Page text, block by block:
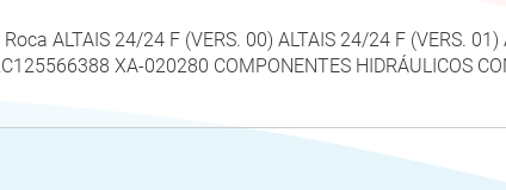
ALTAIS 24/24 F (VERS. 00) ALTAIS 24/24 F (VERS.
XA-020280 COMPONENTES HIDRÁULICOS